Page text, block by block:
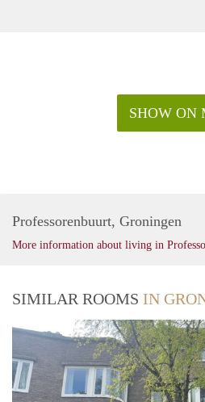
SHOW ON
Professorenbuurt, Groningen
More information about living in
SIMILAR ROOMS IN